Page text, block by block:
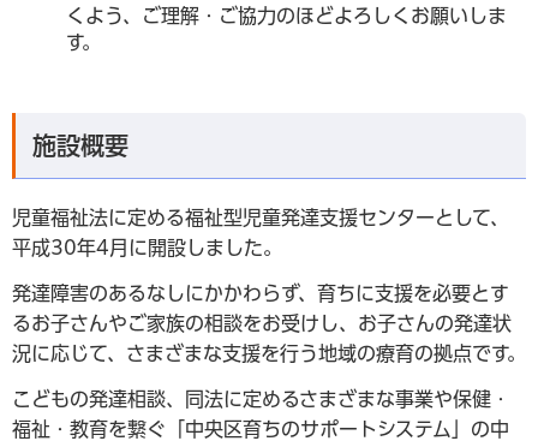
くよう、ご理解・ご協力のほどよろしくお願いしま
す。
施設概要
児童福祉法に定める福祉型児童発達支援センターとして、
平成30年4月に開設しました。
発達障害のあるなしにかかわらず、育ちに支援を必要とす
るお子さんやご家族の相談をお受けし、お子さんの発達状
況に応じて、さまざまな支援を行う地域の療育の拠点です。
こどもの発達相談、同法に定めるさまざまな事業や保健・
福祉・教育を繋ぐ「中央区育ちのサポートシステム」の中